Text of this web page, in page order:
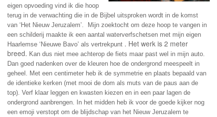
eigen opvoeding vind ik die hoop
terug in de verwachting die in de Bijbel uitsproken wordt in de komst
van ‘Het Nieuw Jeruzalem’. Mijn zoektocht om deze hoop te vangen in
een schilderij maakte ik een aantal waterverfschetsen met mijn eigen
Haarlemse ‘Nieuwe Bavo’ als vertrekpunt . Het werk is 2 meter
breed. Kan dus niet mee achterop de fiets maar past wel in mijn auto.
Dan goed nadenken over de kleuren hoe de ondergrond meespeelt in
geheel. Met een centimeter heb ik de symmetrie en plaats bepaald van
de identieke kerken (met mooi de dom als muts van de paus aan de
top). Verf klaar leggen en kwasten kiezen en in een paar lagen de
ondergrond aanbrengen. In het midden heb ik voor de goede kijker nog
een emoji verstopt om de blijdschap van het Nieuw Jeruzalem te